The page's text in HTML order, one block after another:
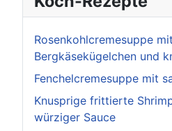
Rosenkohlcremesuppe mit
Bergkäsekügelchen und
Fenchelcremesuppe mit
Knusprige frittierte
würziger Sauce